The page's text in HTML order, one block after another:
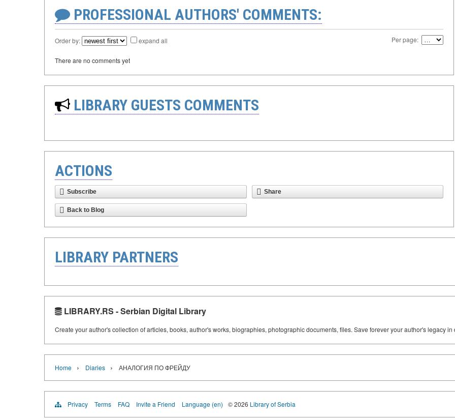
PROFESSIONAL AUTHORS' COMMENTS:
Order by: expand all Per page:
There are no comments yet
LIBRARY GUESTS COMMENTS
ACTIONS
Subscribe Share
Back to Blog
LIBRARY PARTNERS
LIBRARY.RS - Serbian Digital Library
Create your author's collection of articles, books, author's works, biographies, photographic documents, files. Save forever your author's legacy
Home › Diaries › АНАЛОГИЯ ПО ФРЕЙДУ
Privacy Terms FAQ Invite a Friend Language (en) © 2026 Library of Serbia